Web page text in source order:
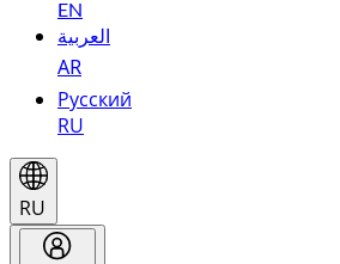
EN
العربية
AR
Русский
RU
RU